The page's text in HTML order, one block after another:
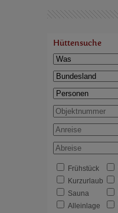
Hüttensuche
Frühstück
Kurzurlaub
Sauna
Alleinlage